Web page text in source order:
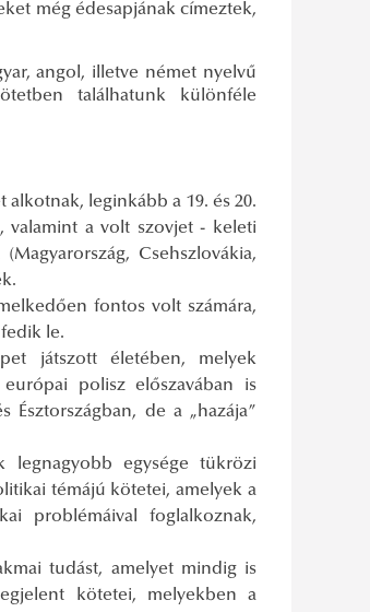
még édesapjának címeztek,
angol, illetve német nyelvű
találhatunk különféle
leginkább a 19. és 20.
valamint a volt szovjet - keleti
Csehszlovákia,
fontos volt számára,
le.
játszott életében, melyek
polisz előszavában is
de a „hazája”
egysége tükrözi
témájú kötetei, amelyek a
problémáival foglalkoznak,
tudást, amelyet mindig is
kötetei, melyekben a